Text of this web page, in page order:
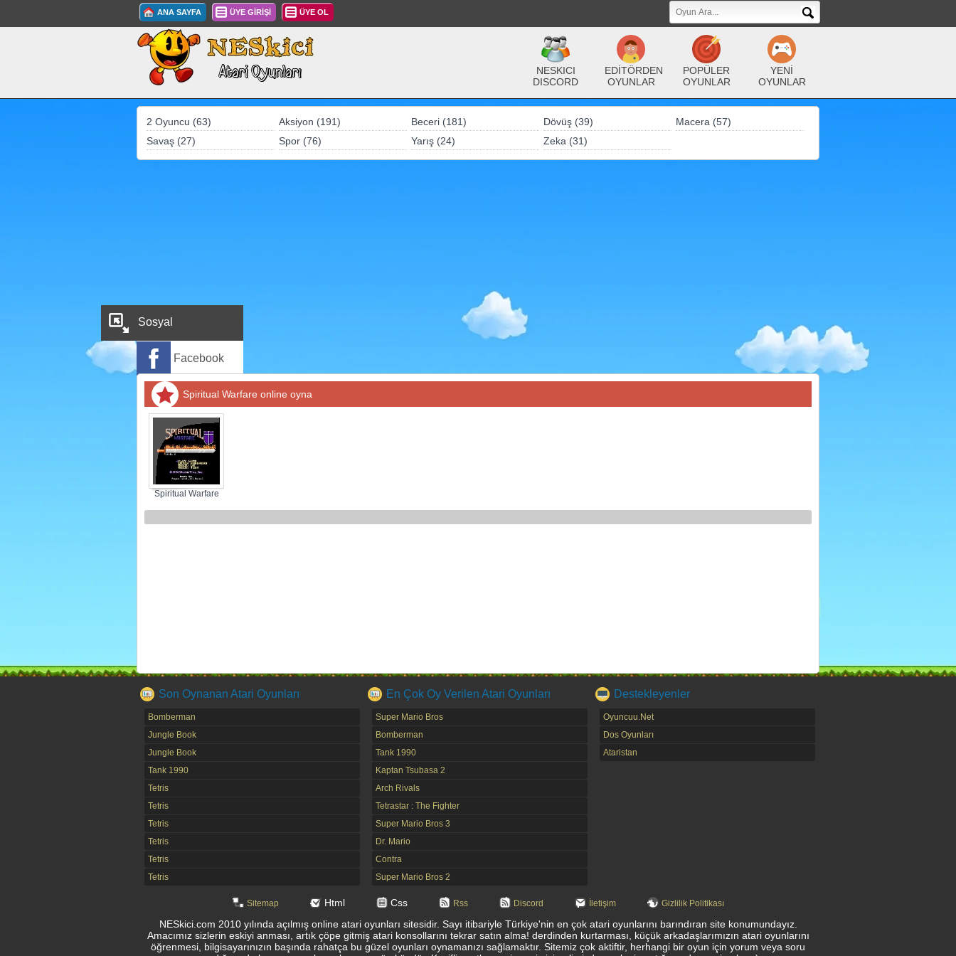
ANA SAYFA ÜYE GİRİŞİ ÜYE OL
YENİ
OYUNLAR
POPÜLER
OYUNLAR
EDİTÖRDEN
OYUNLAR
NESKICI
DISCORD
Sosyal
Facebook
Twitter
Instagram
Pinterest
2 Oyuncu (63) Aksiyon (191) Beceri (181) Dövüş (39)
Macera (57)
Savaş (27)
Spor (76) Yarış (24) Zeka (31)
Spiritual Warfare online oyna
Spiritual Warfare
Son Oynanan Atari Oyunları
Bomberman
Jungle Book
Jungle Book
Tank 1990
Tetris
Tetris
Tetris
Tetris
Tetris
Tetris
En Çok Oy Verilen Atari Oyunları
Super Mario Bros
Bomberman
Tank 1990
Kaptan Tsubasa 2
Arch Rivals
Tetrastar : The Fighter
Super Mario Bros 3
Dr. Mario
Contra
Super Mario Bros 2
Destekleyenler
Oyuncuu.Net
Dos Oyunları
Ataristan
Sitemap Html Css Rss Discord İletişim Gizlilik Politikası
NESkici.com 2010 yılında açılmış online atari oyunları sitesidir. Sayı itibariyle Türkiye'nin en çok atari oyunlarını barındıran site konumundayız.
Amacımız sizlerin eskiyi anması, artık çöpe gitmiş atari konsollarını tekrar satın alma! derdinden kurtarması, küçük arkadaşlarımızın atari oyunlarını
öğrenmesi, bilgisayarınızın başında rahatça bu güzel oyunları oynamanızı sağlamaktır. Sitemiz çok aktiftir, herhangi bir oyun için yorum veya soru